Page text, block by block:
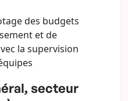
des budgets
et de
la supervision
secteur